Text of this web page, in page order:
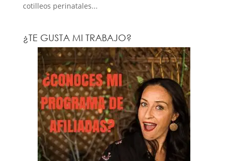
cotilleos perinatales...
¿TE GUSTA MI TRABAJO?